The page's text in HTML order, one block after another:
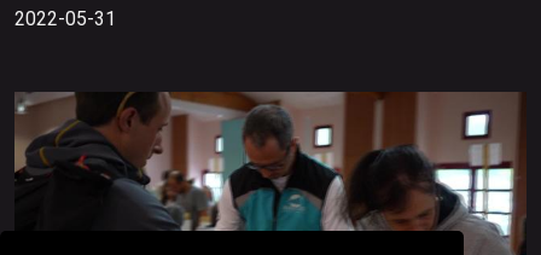
2022-05-31